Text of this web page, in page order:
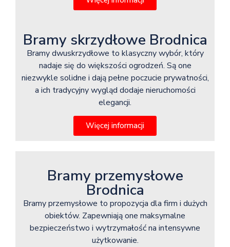
Bramy skrzydłowe Brodnica
Bramy dwuskrzydłowe to klasyczny wybór, który
nadaje się do większości ogrodzeń. Są one
niezwykle solidne i dają pełne poczucie prywatności,
a ich tradycyjny wygląd dodaje nieruchomości
elegancji.
Więcej informacji
Bramy przemysłowe
Brodnica
Bramy przemysłowe to propozycja dla firm i dużych
obiektów. Zapewniają one maksymalne
bezpieczeństwo i wytrzymałość na intensywne
użytkowanie.